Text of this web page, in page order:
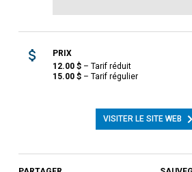
PRIX
12.00$– Tarif réduit
15.00$– Tarif régulier
VISITER LE SITE WEB